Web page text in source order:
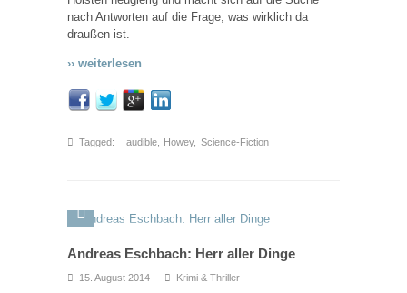
nach Antworten auf die Frage, was wirklich da
draußen ist.
›› weiterlesen
Tagged: audible, Howey, Science-Fiction
Andreas Eschbach: Herr aller Dinge
15. August 2014 Krimi & Thriller